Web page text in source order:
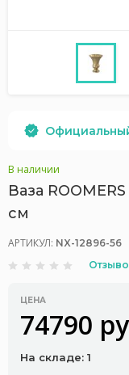
В наличии
Ваза
см
АРТИКУЛ: NX-12896-56
ЦЕНА
74790
На складе: 1